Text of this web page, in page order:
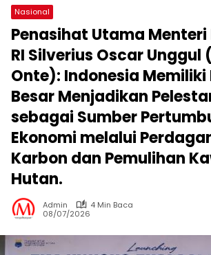
Nasional
Penasihat Utama
RI Silverius Oscar Unggul
Onte): Indonesia Memiliki
Besar Menjadikan
sebagai Sumber
Ekonomi melalui
Karbon dan Pemulihan
Hutan.
Admin
4 Min Baca
08/07/2026